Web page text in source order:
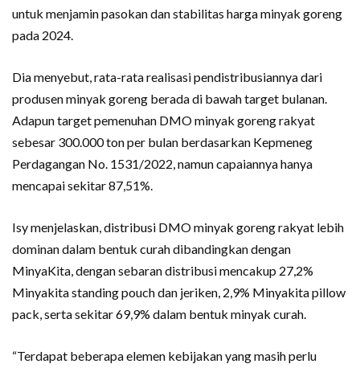
untuk menjamin pasokan dan stabilitas harga minyak goreng
pada 2024.
Dia menyebut, rata-rata realisasi pendistribusiannya dari
produsen minyak goreng berada di bawah target bulanan.
Adapun target pemenuhan DMO minyak goreng rakyat
sebesar 300.000 ton per bulan berdasarkan Kepmeneg
Perdagangan No. 1531/2022, namun capaiannya hanya
mencapai sekitar 87,51%.
Isy menjelaskan, distribusi DMO minyak goreng rakyat lebih
dominan dalam bentuk curah dibandingkan dengan
MinyaKita, dengan sebaran distribusi mencakup 27,2%
Minyakita standing pouch dan jeriken, 2,9% Minyakita pillow
pack, serta sekitar 69,9% dalam bentuk minyak curah.
“Terdapat beberapa elemen kebijakan yang masih perlu